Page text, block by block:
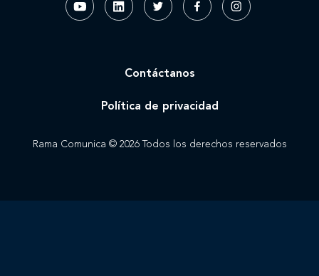
Rama Comunica © 2026 Todos los derechos reservados
Contáctanos
Política de privacidad